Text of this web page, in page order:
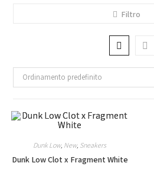
Filtro
Ordinamento predefinito
Dunk Low, New, Sneakers
Dunk Low Clot x Fragment White